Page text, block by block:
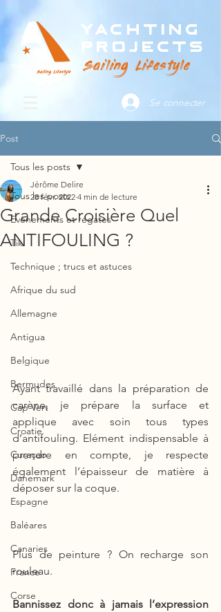
Yachting
Projects
Sailing Lifestyle
Se connecter
Post
Tous les posts
Evènements et régates
Tiki
Technique ; trucs et astuces
Afrique du sud
Allemagne
Antigua
Belgique
Bermudes
Cap Vert
Croatie
Curaçao
Danemark
Espagne
Baléares
Canaries
France
Corse
Tous les posts
Grande Croisière Quel
ANTIFOULING ?
Jérôme Delire
28 févr. 2022 4 min de lecture
Ayant travaillé dans la préparation de
carène, je prépare la surface et
applique avec soin tous types
d’antifouling. Elément indispensable à
prendre en compte, je respecte
également l’épaisseur de matière à
déposer sur la coque.
Plus de peinture ? On recharge son
rouleau.
Bannissez donc à jamais l’expression